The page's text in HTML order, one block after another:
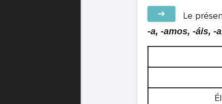
➔ Le
-a, -amos, -áis, -